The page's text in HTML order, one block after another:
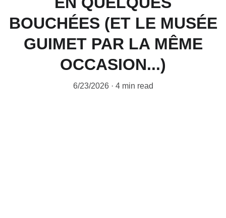
BOUCHÉES (ET LE MUSÉE
GUIMET PAR LA MÊME
OCCASION...)
6/23/2026 4 min read